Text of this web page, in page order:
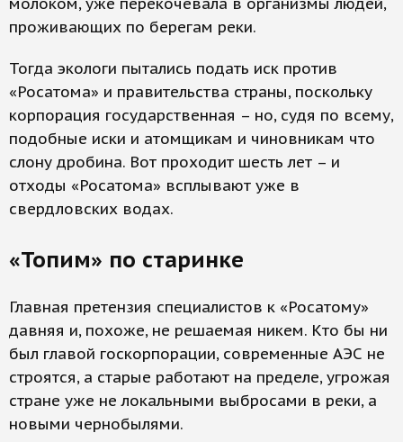
молоком, уже перекочевала в организмы людей,
проживающих по берегам реки.
Тогда экологи пытались подать иск против
«Росатома» и правительства страны, поскольку
корпорация государственная – но, судя по всему,
подобные иски и атомщикам и чиновникам что
слону дробина. Вот проходит шесть лет – и
отходы «Росатома» всплывают уже в
свердловских водах.
«Топим» по старинке
Главная претензия специалистов к «Росатому»
давняя и, похоже, не решаемая никем. Кто бы ни
был главой госкорпорации, современные АЭС не
строятся, а старые работают на пределе, угрожая
стране уже не локальными выбросами в реки, а
новыми чернобылями.